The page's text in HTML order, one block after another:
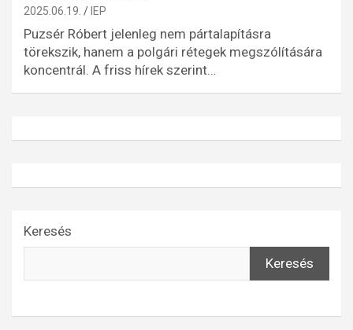
2025.06.19. IEP
Puzsér Róbert jelenleg nem pártalapításra
törekszik, hanem a polgári rétegek megszólítására
koncentrál. A friss hírek szerint…
Keresés
Keresés